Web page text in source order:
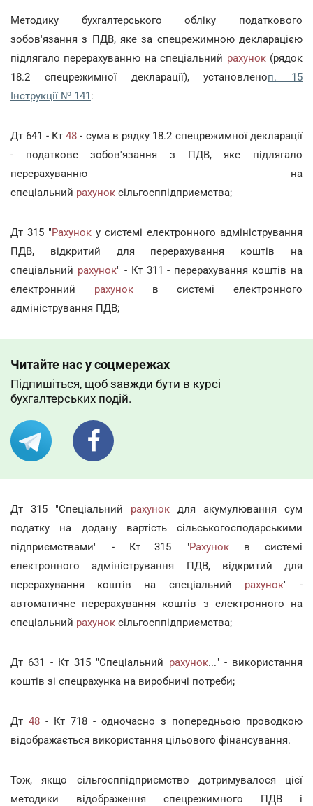
Методику бухгалтерського обліку податкового
зобов'язання з ПДВ, яке за спецрежимною декларацією
підлягало перерахуванню на спеціальний рахунок(рядок
18.2 спецрежимної декларації), установленоп. 15
Інструкції № 141:
Дт 641 - Кт48 - сума в рядку 18.2 спецрежимної декларації
- податкове зобов'язання з ПДВ, яке підлягало
перерахуванню на
спеціальний рахунок сільгосппідприємства;
Дт 315 "Рахунок у системі електронного адміністрування
ПДВ, відкритий для перерахування коштів на
спеціальний рахунок" - Кт 311 - перерахування коштів на
електронний рахунокв системі електронного
адміністрування ПДВ;
Читайте нас у соцмережах
Підпишіться, щоб завжди бути в курсі
бухгалтерських подій.
Дт 315 "Спеціальний рахунок для акумулювання сум
податку на додану вартість сільськогосподарськими
підприємствами" - Кт 315 "Рахунок в системі
електронного адміністрування ПДВ, відкритий для
перерахування коштів на спеціальний рахунок" -
автоматичне перерахування коштів з електронного на
спеціальний рахунок сільгосппідприємства;
Дт 631 - Кт 315 "Спеціальний рахунок..." - використання
коштів зі спецрахунка на виробничі потреби;
Дт 48 - Кт 718 - одночасно з попередньою проводкою
відображається використання цільового фінансування.
Тож, якщо сільгосппідприємство дотримувалося цієї
методики відображення спецрежимного ПДВ і